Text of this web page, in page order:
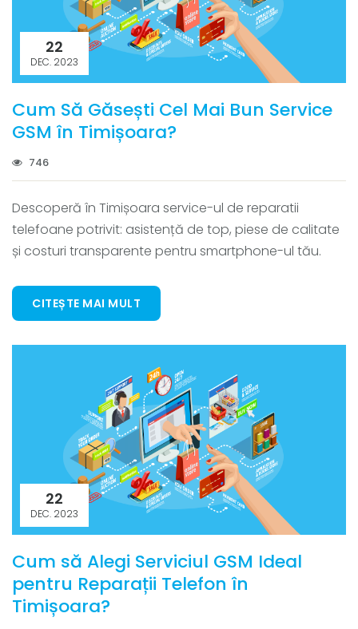
22
DEC. 2023
Cum Să Găsești Cel Mai Bun Service
GSM în Timișoara?
746
Descoperă în Timișoara service-ul de reparatii
telefoane potrivit: asistență de top, piese de calitate
și costuri transparente pentru smartphone-ul tău.
CITEȘTE MAI MULT
22
DEC. 2023
Cum să Alegi Serviciul GSM Ideal
pentru Reparații Telefon în
Timișoara?